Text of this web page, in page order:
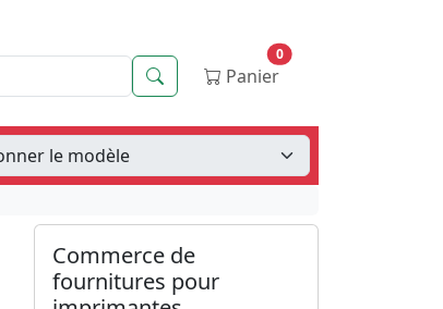
RecherchePanier
0
Commerce de
fournitures pour